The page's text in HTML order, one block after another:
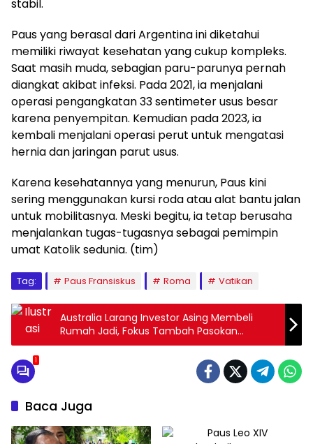
stabil.
Paus yang berasal dari Argentina ini diketahui
memiliki riwayat kesehatan yang cukup kompleks.
Saat masih muda, sebagian paru-parunya pernah
diangkat akibat infeksi. Pada 2021, ia menjalani
operasi pengangkatan 33 sentimeter usus besar
karena penyempitan. Kemudian pada 2023, ia
kembali menjalani operasi perut untuk mengatasi
hernia dan jaringan parut usus.
Karena kesehatannya yang menurun, Paus kini
sering menggunakan kursi roda atau alat bantu jalan
untuk mobilitasnya. Meski begitu, ia tetap berusaha
menjalankan tugas-tugasnya sebagai pemimpin
umat Katolik sedunia. (tim)
Tag: Paus Fransiskus Roma Vatikan
Australia Larang Investor Asing Membeli
Rumah Jadi, Fokus Tambah Pasokan
Perumahan
1
Baca Juga